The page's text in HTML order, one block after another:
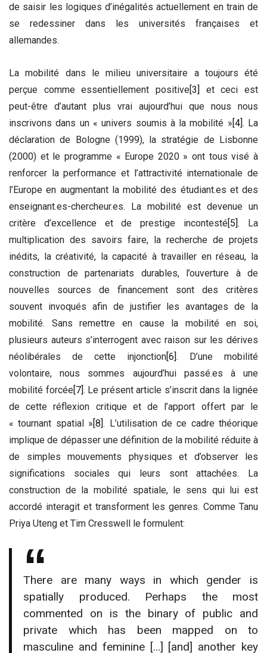
de saisir les logiques d’inégalités actuellement en train de
se redessiner dans les universités françaises et
allemandes.
La mobilité dans le milieu universitaire a toujours été
perçue comme essentiellement positive[3]
et ceci est
peut-être d’autant plus vrai aujourd’hui que nous nous
inscrivons dans un « univers soumis à la mobilité »[4]. La
déclaration de Bologne (1999), la stratégie de Lisbonne
(2000) et le programme « Europe 2020 » ont tous visé à
renforcer la performance et l’attractivité internationale de
l’Europe en augmentant la mobilité des étudiant.es et des
enseignant.es-chercheur.es. La mobilité est devenue un
critère d’excellence et de prestige incontesté[5]. La
multiplication des savoirs faire, la recherche de projets
inédits, la créativité, la capacité à travailler en réseau, la
construction de partenariats durables, l’ouverture à de
nouvelles sources de financement sont des critères
souvent invoqués afin de justifier les avantages de la
mobilité. Sans remettre en cause la mobilité en soi,
plusieurs auteurs s’interrogent avec raison sur les dérives
néolibérales de cette injonction[6]. D’une mobilité
volontaire, nous sommes aujourd’hui passé.es à une
mobilité forcée[7]. Le présent article s’inscrit dans la lignée
de cette réflexion critique et de l’apport offert par le
« tournant spatial »[8]. L’utilisation de ce cadre théorique
implique de dépasser une définition de la mobilité réduite à
de simples mouvements physiques et d’observer les
significations sociales qui leurs sont attachées. La
construction de la mobilité spatiale, le sens qui lui est
accordé interagit et transforment les genres. Comme Tanu
Priya Uteng et Tim Cresswell le formulent:
There are many ways in which gender is
spatially produced. Perhaps the most
commented on is the binary of public and
private which has been mapped on to
masculine and feminine […] [and] another key